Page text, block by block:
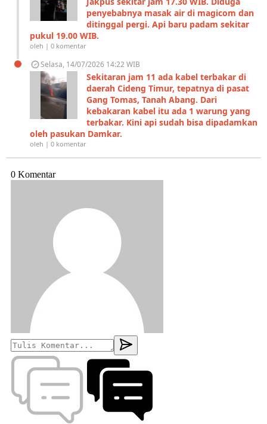
penyebabnya masak air di magicom dan
ditinggal pergi. Api baru padam sekitar
pukul 19.00 WIB.
oleh | 0 komentar
Selasa, 14/07/2026 14:22 WIB
Sekitaran jam 11 ada kabel terbakar di
daerah Cideng Timur, tepatnya di pasat
Gang Tomas, Tanah Abang. Dari
kebakaran kabel itu ada 1 warung yang
terbakar. Kini api sudah bisa dipadamkan
oleh pasukan Damkar.
oleh | 0 komentar